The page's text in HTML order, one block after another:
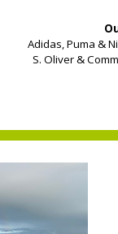
Adidas, Puma &
S. Oliver &